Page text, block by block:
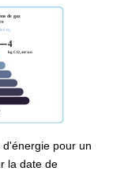
pour un
la date de